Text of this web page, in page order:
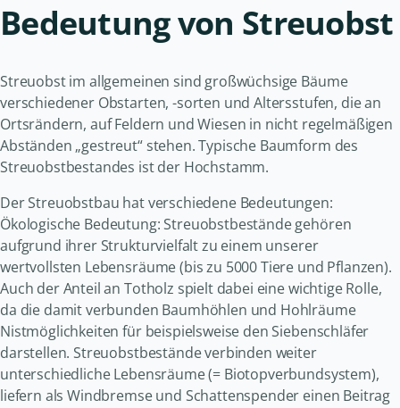
Bedeutung von Streuobst
Streuobst im allgemeinen sind großwüchsige Bäume
verschiedener Obstarten, -sorten und Altersstufen, die an
Ortsrändern, auf Feldern und Wiesen in nicht regelmäßigen
Abständen „gestreut“ stehen. Typische Baumform des
Streuobstbestandes ist der Hochstamm.
Der Streuobstbau hat verschiedene Bedeutungen:
Ökologische Bedeutung: Streuobstbestände gehören
aufgrund ihrer Strukturvielfalt zu einem unserer
wertvollsten Lebensräume (bis zu 5000 Tiere und Pflanzen).
Auch der Anteil an Totholz spielt dabei eine wichtige Rolle,
da die damit verbunden Baumhöhlen und Hohlräume
Nistmöglichkeiten für beispielsweise den Siebenschläfer
darstellen. Streuobstbestände verbinden weiter
unterschiedliche Lebensräume (= Biotopverbundsystem),
liefern als Windbremse und Schattenspender einen Beitrag